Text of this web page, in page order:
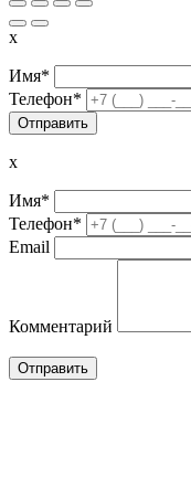
x
Имя*
Телефон*
x
Имя*
Телефон*
Email
Комментарий